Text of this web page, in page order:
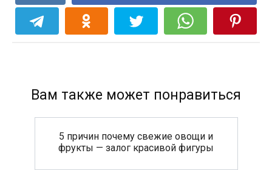
Вам также может понравиться
5 причин почему свежие овощи и
фрукты — залог красивой фигуры